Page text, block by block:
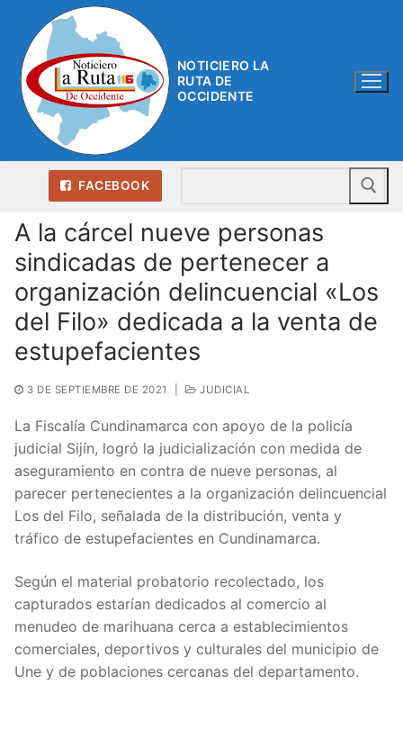
contenido
NOTICIERO LA
RUTA DE
OCCIDENTE
FACEBOOK
A la cárcel nueve personas
sindicadas de pertenecer a
organización delincuencial «Los
del Filo» dedicada a la venta de
estupefacientes
3 DE SEPTIEMBRE DE 2021 JUDICIAL
La Fiscalía Cundinamarca con apoyo de la policía
judicial Sijín, logró la judicialización con medida de
aseguramiento en contra de nueve personas, al
parecer pertenecientes a la organización delincuencial
Los del Filo, señalada de la distribución, venta y
tráfico de estupefacientes en Cundinamarca.
Según el material probatorio recolectado, los
capturados estarían dedicados al comercio al
menudeo de marihuana cerca a establecimientos
comerciales, deportivos y culturales del municipio de
Une y de poblaciones cercanas del departamento.